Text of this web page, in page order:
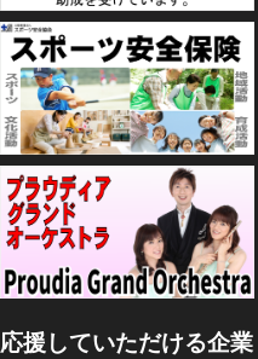
応援していただける企